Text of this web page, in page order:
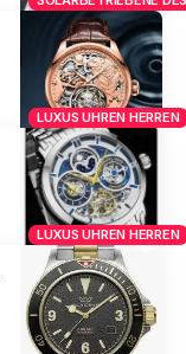
LUXUS UHREN HERREN
LUXUS UHREN HERREN